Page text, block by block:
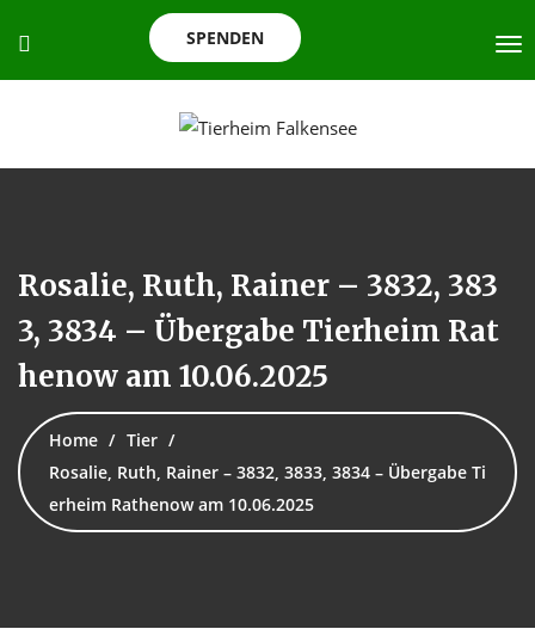
SPENDEN
Rosalie, Ruth, Rainer – 3832, 383
3, 3834 – Übergabe Tierheim Rat
henow am 10.06.2025
Home
Tier
Rosalie, Ruth, Rainer – 3832, 3833, 3834 – Übergabe Ti
erheim Rathenow am 10.06.2025